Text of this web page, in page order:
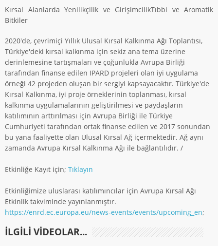
Kırsal Alanlarda Yenilikçilik ve GirişimcilikTıbbi ve Aromatik
Bitkiler
2020'de, çevrimiçi Yıllık Ulusal Kırsal Kalkınma Ağı Toplantısı,
Türkiye'deki kırsal kalkınma için sekiz ana tema üzerine
derinlemesine tartışmaları ve çoğunlukla Avrupa Birliği
tarafından finanse edilen IPARD projeleri olan iyi uygulama
örneği 42 projeden oluşan bir sergiyi kapsayacaktır. Türkiye'de
Kırsal Kalkınma, iyi proje örneklerinin toplanması, kırsal
kalkınma uygulamalarının geliştirilmesi ve paydaşların
katılımının arttırılması için Avrupa Birliği ile Türkiye
Cumhuriyeti tarafından ortak finanse edilen ve 2017 sonundan
bu yana faaliyette olan Ulusal Kırsal Ağ içermektedir. Ağ aynı
zamanda Avrupa Kırsal Kalkınma Ağı ile bağlantılıdır. /
Etkinliğe Kayıt için; Tıklayın
Etkinliğimize uluslarası katılımıncılar için Avrupa Kırsal Ağı
Etkinlik takviminde yayınlanmıştır.
https://enrd.ec.europa.eu/news-events/events/upcoming_en;
ILGILI VIDEOLAR...